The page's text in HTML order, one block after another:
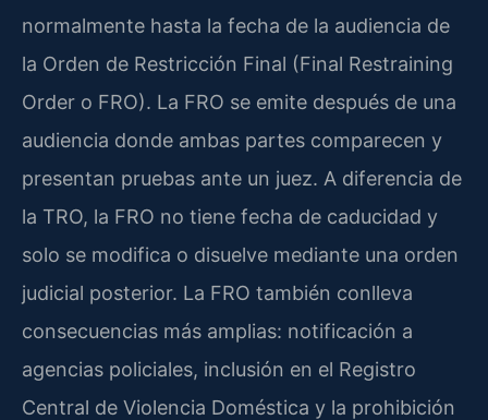
normalmente hasta la fecha de la audiencia de
la Orden de Restricción Final (Final Restraining
Order o FRO). La FRO se emite después de una
audiencia donde ambas partes comparecen y
presentan pruebas ante un juez. A diferencia de
la TRO, la FRO no tiene fecha de caducidad y
solo se modifica o disuelve mediante una orden
judicial posterior. La FRO también conlleva
consecuencias más amplias: notificación a
agencias policiales, inclusión en el Registro
Central de Violencia Doméstica y la prohibición